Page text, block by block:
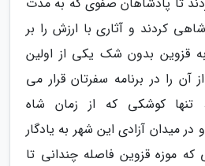
کردند و آثاری با ارزش را بر
قزوین بدون شک یکی از اولین
آن را در برنامه سفرتان قرار می
کوشکی که از زمان شاه
میدان آزادی این شهر به یادگار
موزه قزوین فاصله چندانی تا